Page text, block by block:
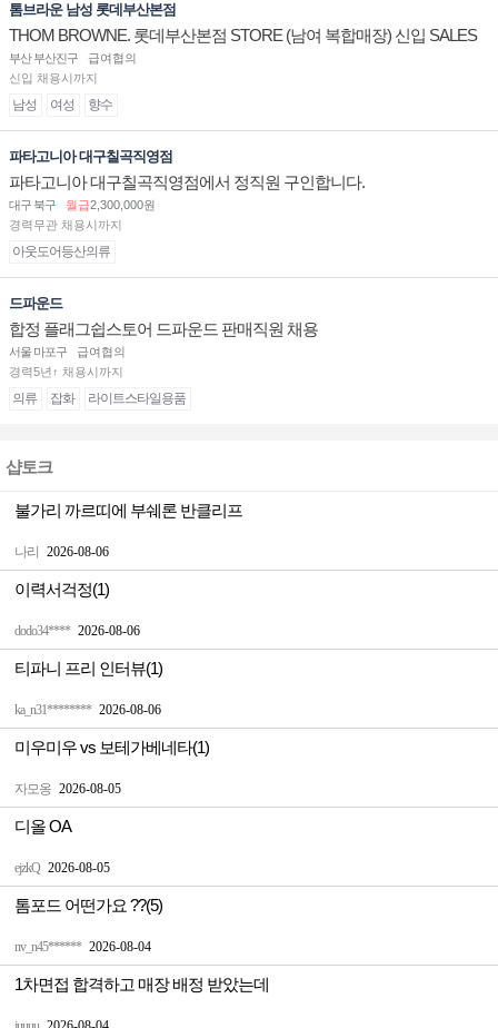
톰브라운 남성 롯데부산본점
THOM BROWNE. 롯데부산본점 STORE (남여 복합매장) 신입 SALES
ASSOCIATE 채용
부산 부산진구
급여협의
신입 채용시까지
남성 여성 향수
파타고니아 대구칠곡직영점
파타고니아 대구칠곡직영점에서 정직원 구인합니다.
대구 북구 월급2,300,000원
경력무관 채용시까지
아웃도어등산의류
드파운드
합정 플래그쉽스토어 드파운드 판매직원 채용
서울 마포구
급여협의
경력5년↑ 채용시까지
의류 잡화 라이트스타일용품
샵토크
나리 2026-08-06
불가리 까르띠에 부쉐론 반클리프
dodo34**** 2026-08-06
이력서걱정(1)
ka_n31******** 2026-08-06
티파니 프리 인터뷰(1)
자모옹 2026-08-05
미우미우 vs 보테가베네타(1)
ejzkQ 2026-08-05
디올 OA
nv_n45****** 2026-08-04
톰포드 어떤가요 ??(5)
1차면접 합격하고 매장 배정 받았는데